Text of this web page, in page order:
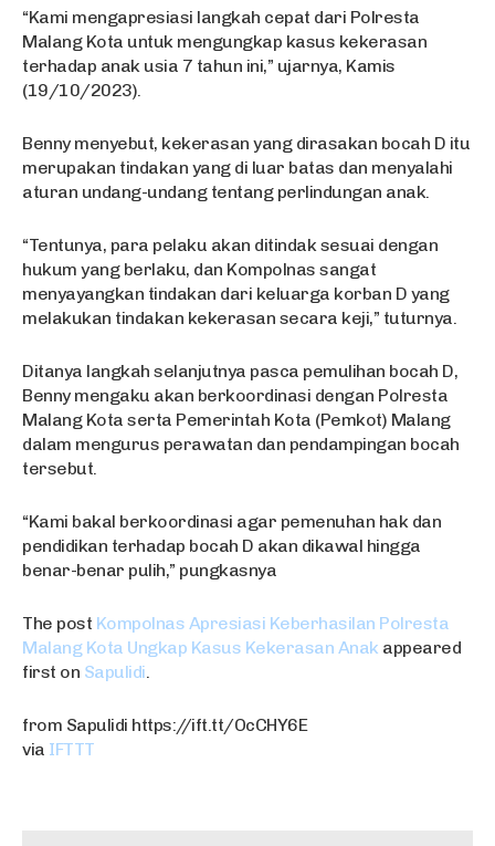
“Kami mengapresiasi langkah cepat dari Polresta
Malang Kota untuk mengungkap kasus kekerasan
terhadap anak usia 7 tahun ini,” ujarnya, Kamis
(19/10/2023).
Benny menyebut, kekerasan yang dirasakan bocah D itu
merupakan tindakan yang di luar batas dan menyalahi
aturan undang-undang tentang perlindungan anak.
“Tentunya, para pelaku akan ditindak sesuai dengan
hukum yang berlaku, dan Kompolnas sangat
menyayangkan tindakan dari keluarga korban D yang
melakukan tindakan kekerasan secara keji,” tuturnya.
Ditanya langkah selanjutnya pasca pemulihan bocah D,
Benny mengaku akan berkoordinasi dengan Polresta
Malang Kota serta Pemerintah Kota (Pemkot) Malang
dalam mengurus perawatan dan pendampingan bocah
tersebut.
“Kami bakal berkoordinasi agar pemenuhan hak dan
pendidikan terhadap bocah D akan dikawal hingga
benar-benar pulih,” pungkasnya
The post Kompolnas Apresiasi Keberhasilan Polresta
Malang Kota Ungkap Kasus Kekerasan Anak appeared
first on Sapulidi.
from Sapulidi https://ift.tt/OcCHY6E
via IFTTT